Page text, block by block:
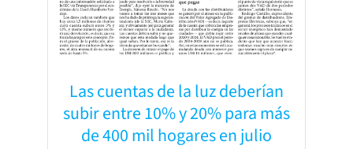
Las cuentas de la luz deberían
subir entre 10% y 20% para más
de 400 mil hogares en julio